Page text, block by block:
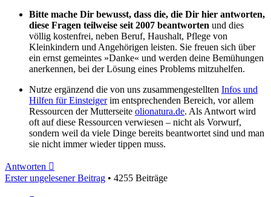
Bitte mache Dir bewusst, dass die, die Dir hier antworten,
diese Fragen teilweise seit 2007 beantworten und dies
völlig kostenfrei, neben Beruf, Haushalt, Pflege von
Kleinkindern und Angehörigen leisten. Sie freuen sich über
ein ernst gemeintes »Danke« und werden deine Bemühungen
anerkennen, bei der Lösung eines Problems mitzuhelfen.
Nutze ergänzend die von uns zusammengestellten Infos und
Hilfen für Einsteigerim entsprechenden Bereich, vor allem
Ressourcen der Mutterseite olionatura.de. Als Antwort wird
oft auf diese Ressourcen verwiesen – nicht als Vorwurf,
sondern weil da viele Dinge bereits beantwortet sind und man
sie nicht immer wieder tippen muss.
Antworten
Erster ungelesener Beitrag • 4255 Beiträge